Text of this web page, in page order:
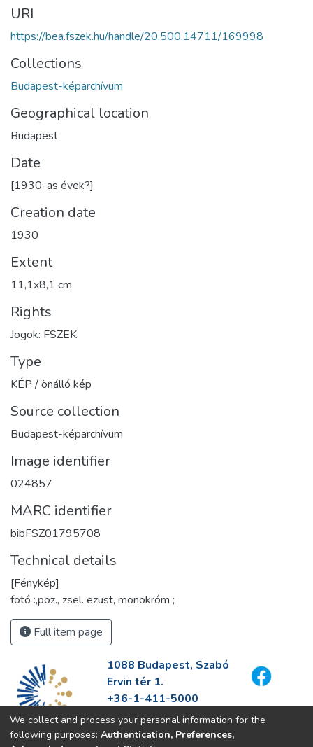
URI
https://bea.fszek.hu/handle/20.500.14711/169998
Collections
Budapest-képarchívum
Geographical location
Budapest
Date
[1930-as évek?]
Creation date
1930
Extent
11,1x8,1 cm
Rights
Jogok: FSZEK
Type
KÉP / önálló kép
Source collection
Budapest-képarchívum
Image identifier
024857
MARC identifier
bibFSZ01795708
Technical details
[Fénykép]
fotó :,poz., zsel. ezüst, monokróm ;
Full item page
1088 Budapest, Szabó
Ervin tér 1.
+36-1-411-5000
info@fszek.hu
https://fszek.hu
We collect and process your personal information for the
following purposes: Authentication, Preferences,